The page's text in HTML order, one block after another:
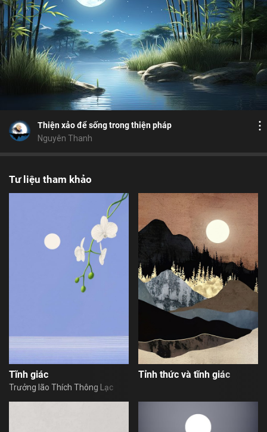
thiện pháp thiện xảo tâm từ
11
Thiện xảo để sống trong thiện pháp
Nguyên Thanh
Bỏ chọn
Bỏ chọn
Bỏ chọn
Bình luận
Lưu
Chia sẻ
Tư liệu tham khảo
Tĩnh giác
Trưởng lão Thích Thông Lạc
Tỉnh thức và tĩnh giác